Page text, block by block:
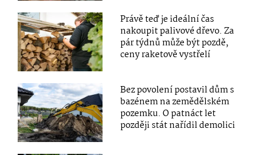
Právě teď je ideální čas
nakoupit palivové dřevo. Za
pár týdnů může být pozdě,
ceny raketově vystřelí
Bez povolení postavil dům s
bazénem na zemědělském
pozemku. O patnáct let
později stát nařídil demolici